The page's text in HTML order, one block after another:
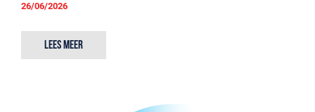
26/06/2026
Lees meer